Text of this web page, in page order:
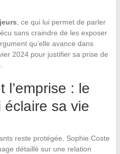
, ce qui lui permet de parler
sans craindre de les exposer
qu’elle avance dans
2024 pour justifier sa prise de
l’emprise : le
sa vie
reste protégée, Sophie Coste
détaillé sur une relation